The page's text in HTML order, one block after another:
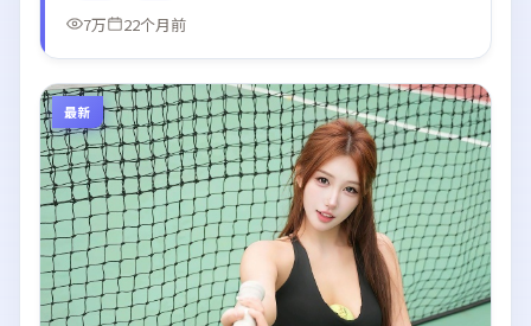
7万
22个月前
最新